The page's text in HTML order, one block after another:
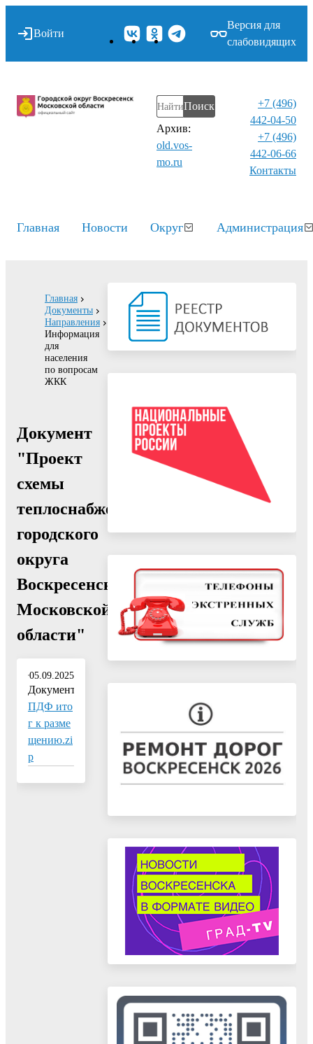
Войти
Версия для
слабовидящих
Поиск
Архив:
old.vos-
mo.ru
+7 (496)
442-04-50
+7 (496)
442-06-66
Контакты⁠
Главная Новости Округ Администрация
Главная
Документы
Направления
Информация
для
населения
по вопросам
ЖКК
Документ
"Проект
схемы
теплоснабжения
городского
округа
Воскресенск
Московской
области"
05.09.2025
Документ:
ПДФ ито
г к разме
щению.zi
p